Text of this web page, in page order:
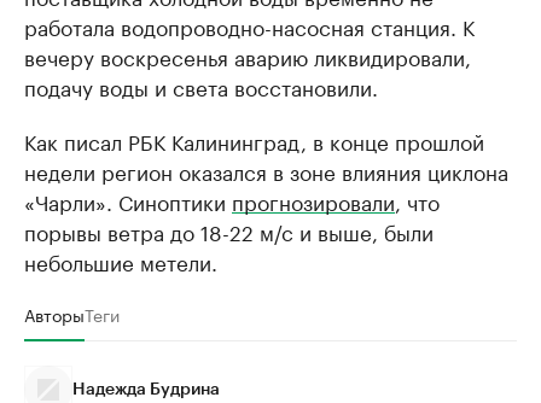
работала водопроводно-насосная станция. К
вечеру воскресенья аварию ликвидировали,
подачу воды и света восстановили.
Как писал РБК Калининград, в конце прошлой
недели регион оказался в зоне влияния циклона
«Чарли». Синоптики прогнозировали , что
порывы ветра до 18-22 м/с и выше, были
небольшие метели.
АвторыТеги
Надежда Будрина